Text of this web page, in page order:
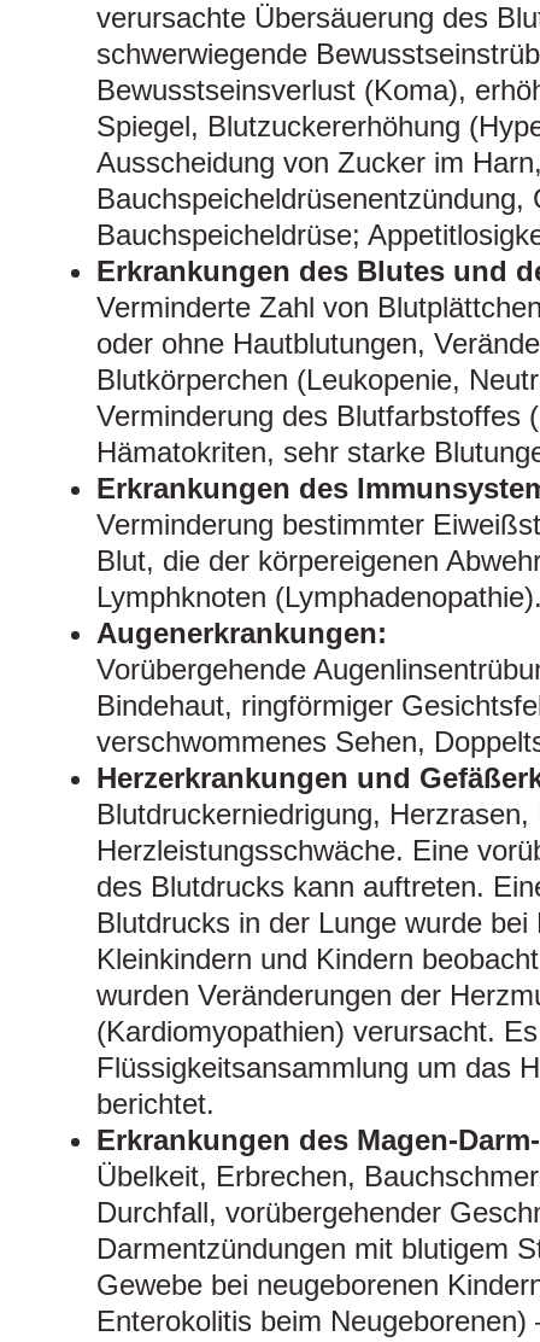
verursachte Übersäuerung des
schwerwiegende
Bewusstseinsverlust (Koma),
Spiegel, Blutzuckererhöhung
Ausscheidung von Zucker im
Bauchspeicheldrüsenentzündung,
Bauchspeicheldrüse;
Erkrankungen des Blutes und
Verminderte Zahl von
oder ohne Hautblutungen,
Blutkörperchen (Leukopenie,
Verminderung des Blutfarbstoffes
Hämatokriten, sehr starke
Erkrankungen des
Verminderung bestimmter
Blut, die der körpereigenen
Lymphknoten
Augenerkrankungen:
Vorübergehende
Bindehaut, ringförmiger
verschwommenes Sehen,
Herzerkrankungen und
Blutdruckerniedrigung, Herzrasen,
Herzleistungsschwäche. Eine
des Blutdrucks kann auftreten.
Blutdrucks in der Lunge wurde bei
Kleinkindern und Kindern
wurden Veränderungen der
(Kardiomyopathien) verursacht.
Flüssigkeitsansammlung um das
berichtet.
Erkrankungen des Magen-
Übelkeit, Erbrechen,
Durchfall, vorübergehender
Darmentzündungen mit blutigem
Gewebe bei neugeborenen
Enterokolitis beim Neugeborenen)